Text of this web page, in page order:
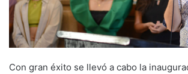
Con gran éxito se llevó a cabo la